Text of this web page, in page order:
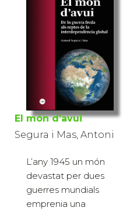
El món d’avui
Segura i Mas, Antoni
L’any 1945 un món
devastat per dues
guerres mundials
emprenia una